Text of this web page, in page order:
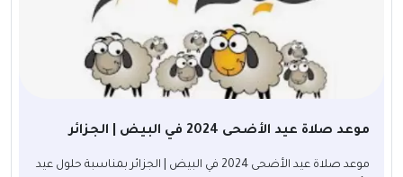
موعد صلاة عيد الأضحى 2024 في البيض | الجزائر
موعد صلاة عيد الأضحى 2024 في البيض | الجزائر بمناسبة حلول عيد